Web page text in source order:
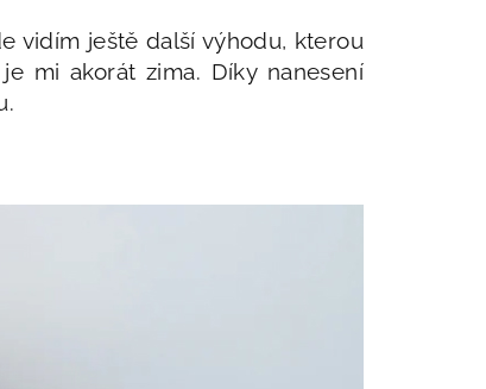
vidím ještě další výhodu, kterou
mi akorát zima. Díky nanesení